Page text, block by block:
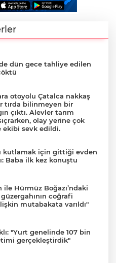
dün gece tahliye edilen
otoyolu Çatalca nakkaş
tırda bilinmeyen bir
çıktı. Alevler tarım
olay yerine çok
ekibi sevk edildi.
kutlamak için gittiği evden
Baba ilk kez konuştu
ile Hürmüz Boğazı’ndaki
coğrafi
mutabakata varıldı"
"Yurt genelinde 107 bin
gerçekleştirdik"